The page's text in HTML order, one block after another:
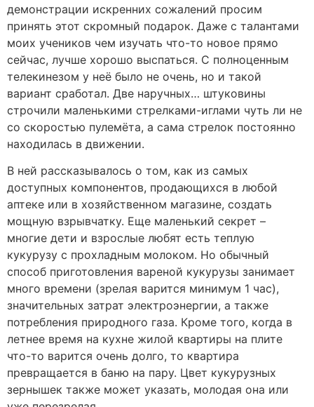
демонстрации искренних сожалений просим
принять этот скромный подарок. Даже с талантами
моих учеников чем изучать что-то новое прямо
сейчас, лучше хорошо выспаться. С полноценным
телекинезом у неё было не очень, но и такой
вариант сработал. Две наручных… штуковины
строчили маленькими стрелками-иглами чуть ли не
со скоростью пулемёта, а сама стрелок постоянно
находилась в движении.
В ней рассказывалось о том, как из самых
доступных компонентов, продающихся в любой
аптеке или в хозяйственном магазине, создать
мощную взрывчатку. Еще маленький секрет –
многие дети и взрослые любят есть теплую
кукурузу с прохладным молоком. Но обычный
способ приготовления вареной кукурузы занимает
много времени (зрелая варится минимум 1 час),
значительных затрат электроэнергии, а также
потребления природного газа. Кроме того, когда в
летнее время на кухне жилой квартиры на плите
что-то варится очень долго, то квартира
превращается в баню на пару. Цвет кукурузных
зернышек также может указать, молодая она или